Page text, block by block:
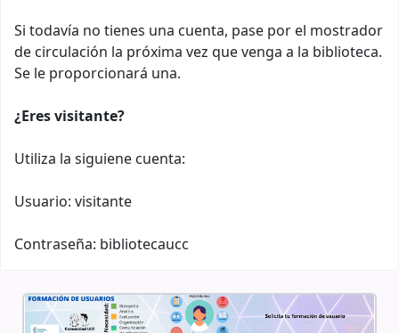
Si todavía no tienes una cuenta, pase por el mostrador
de circulación la próxima vez que venga a la biblioteca.
Se le proporcionará una.
¿Eres visitante?
Utiliza la siguiene cuenta:
Usuario: visitante
Contraseña: bibliotecaucc